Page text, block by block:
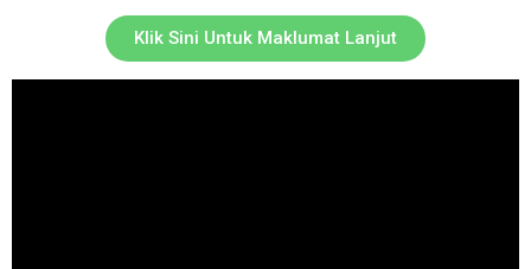
Klik Sini Untuk Maklumat Lanjut